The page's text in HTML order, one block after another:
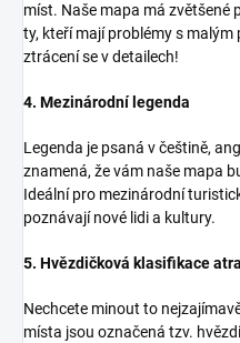
míst. Naše mapa má zvětšené
ty, kteří mají problémy s
ztrácení se v detailech!
4. Mezinárodní legenda
Legenda je psaná v češtině,
znamená, že vám naše mapa
Ideální pro mezinárodní
poznávají nové lidi a kultury.
5. Hvězdičková klasifikace
Nechcete minout to
místa jsou označená tzv.